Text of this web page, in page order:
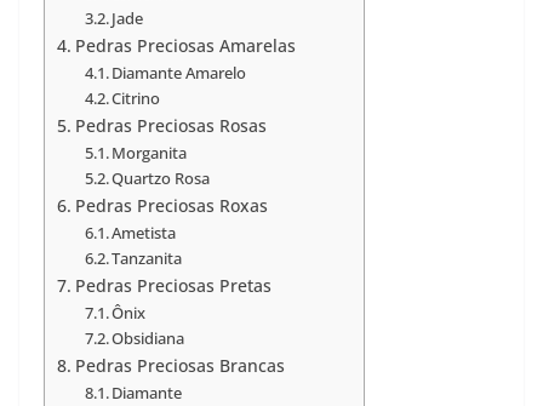
Jade
Pedras Preciosas Amarelas
Diamante Amarelo
Citrino
Pedras Preciosas Rosas
Morganita
Quartzo Rosa
Pedras Preciosas Roxas
Ametista
Tanzanita
Pedras Preciosas Pretas
Ônix
Obsidiana
Pedras Preciosas Brancas
Diamante